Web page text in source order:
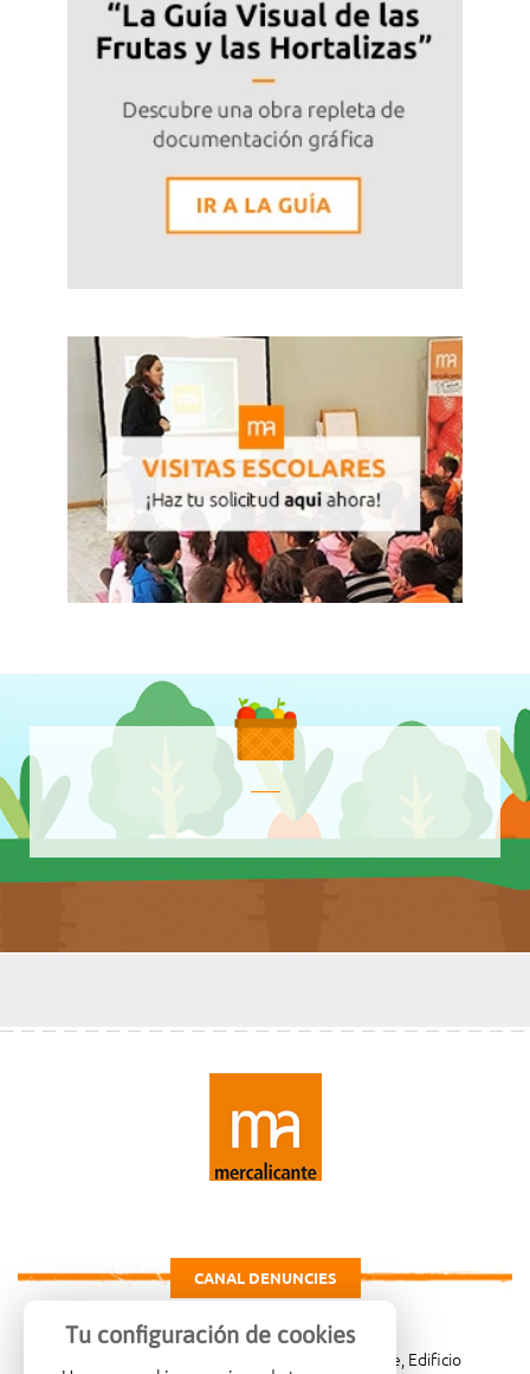
CANAL DENUNCIES
Carretera de Madrid Km. 4, 03007 Alicante, Edificio
Tu configuración de cookies